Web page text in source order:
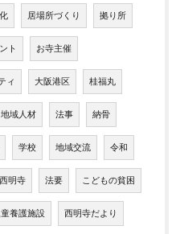
居場所づくり 拠り所
ト お寺主催
ィ 大阪港区 桂福丸
地域人材 法事 納骨
学校 地域交流 令和
明寺 法要 こどもの貧困
童養護施設 西明寺だより